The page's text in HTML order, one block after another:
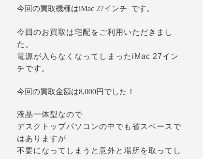
今回の買取機種はiMac 27インチ です。
今回のお買取は宅配をご利用いただきまし
た。
電源が入らなくなってしまったiMac 27イン
チです。
今回の買取金額は8,000円でした！
液晶一体型なので
デスクトップパソコンの中でも省スペースで
はありますが
不要になってしまうと意外と場所を取ってし